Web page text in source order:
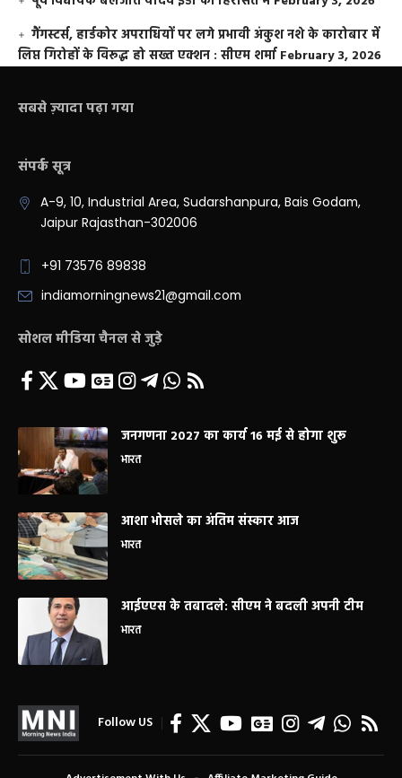
गैंगस्टर्स, हार्डकोर अपराधियों पर लगे प्रभावी अंकुश नशे के कारोबार में
लिप्त गिरोहों के विरूद्ध हो सख्त एक्शन : सीएम शर्मा February 3, 2026
सबसे ज़्यादा पढ़ा गया
संपर्क सूत्र
A-9, 10, Industrial Area, Sudarshanpura, Bais Godam,
Jaipur Rajasthan-302006
+91 73576 89838
indiamorningnews21@gmail.com
सोशल मीडिया चैनल से जुड़े
जनगणना 2027 का कार्य 16 मई से होगा शुरू
भारत
आशा भोसले का अंतिम संस्कार आज
भारत
आईएएस के तबादले: सीएम ने बदली अपनी टीम
भारत
Follow US